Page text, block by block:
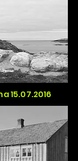
15.07.2016